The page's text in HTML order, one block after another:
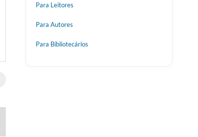
Para Leitores
Para Autores
Para Bibliotecários